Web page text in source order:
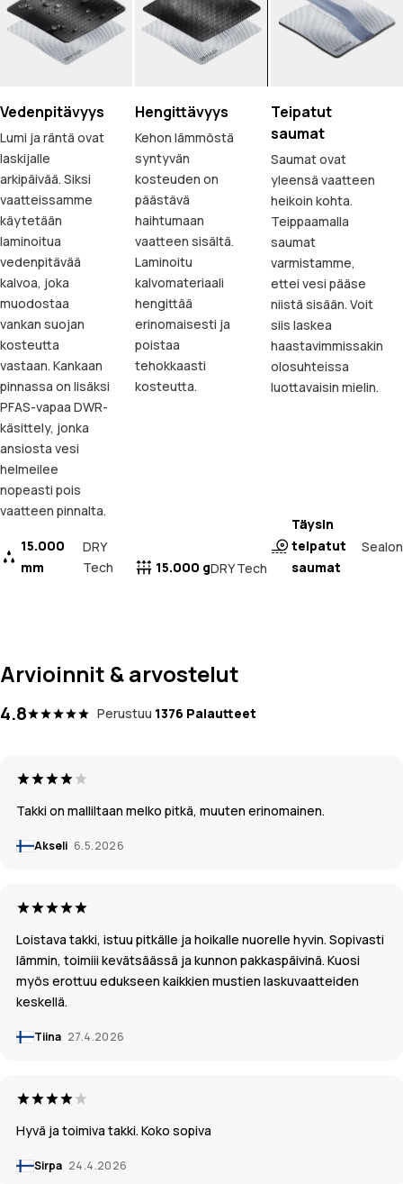
Vedenpitävyys
Lumi ja räntä ovat
laskijalle
arkipäivää. Siksi
vaatteissamme
käytetään
laminoitua
vedenpitävää
kalvoa, joka
muodostaa
vankan suojan
kosteutta
vastaan. Kankaan
pinnassa on lisäksi
PFAS-vapaa DWR-
käsittely, jonka
ansiosta vesi
helmeilee
nopeasti pois
vaatteen pinnalta.
15.000
mm
DRY
Tech
Hengittävyys
Kehon lämmöstä
syntyvän
kosteuden on
päästävä
haihtumaan
vaatteen sisältä.
Laminoitu
kalvomateriaali
hengittää
erinomaisesti ja
poistaa
tehokkaasti
kosteutta.
15.000 gDRY Tech
Teipatut
saumat
Saumat ovat
yleensä vaatteen
heikoin kohta.
Teippaamalla
saumat
varmistamme,
ettei vesi pääse
niistä sisään. Voit
siis laskea
haastavimmissakin
olosuhteissa
luottavaisin mielin.
Täysin
teipatut
saumat
Sealon
Arvioinnit & arvostelut
4.8 Perustuu 1376 Palautteet
Takki on malliltaan melko pitkä, muuten erinomainen.
Akseli 6.5.2026
Loistava takki, istuu pitkälle ja hoikalle nuorelle hyvin. Sopivasti
lämmin, toimiii kevätsäässä ja kunnon pakkaspäivinä. Kuosi
myös erottuu edukseen kaikkien mustien laskuvaatteiden
keskellä.
Tiina 27.4.2026
Hyvä ja toimiva takki. Koko sopiva
Sirpa 24.4.2026